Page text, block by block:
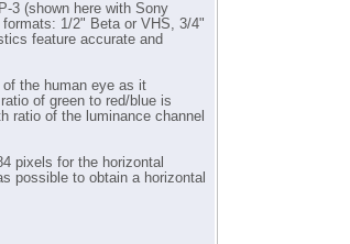
3 (shown here with Sony
1/2" Beta or VHS, 3/4"
feature accurate and
of the human eye as it
of green to red/blue is
ratio of the luminance channel
pixels for the horizontal
possible to obtain a horizontal